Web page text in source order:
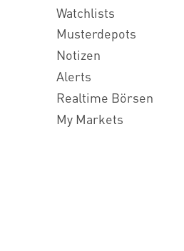
Watchlists
Musterdepots
Notizen
Alerts
Realtime Börsen
My Markets